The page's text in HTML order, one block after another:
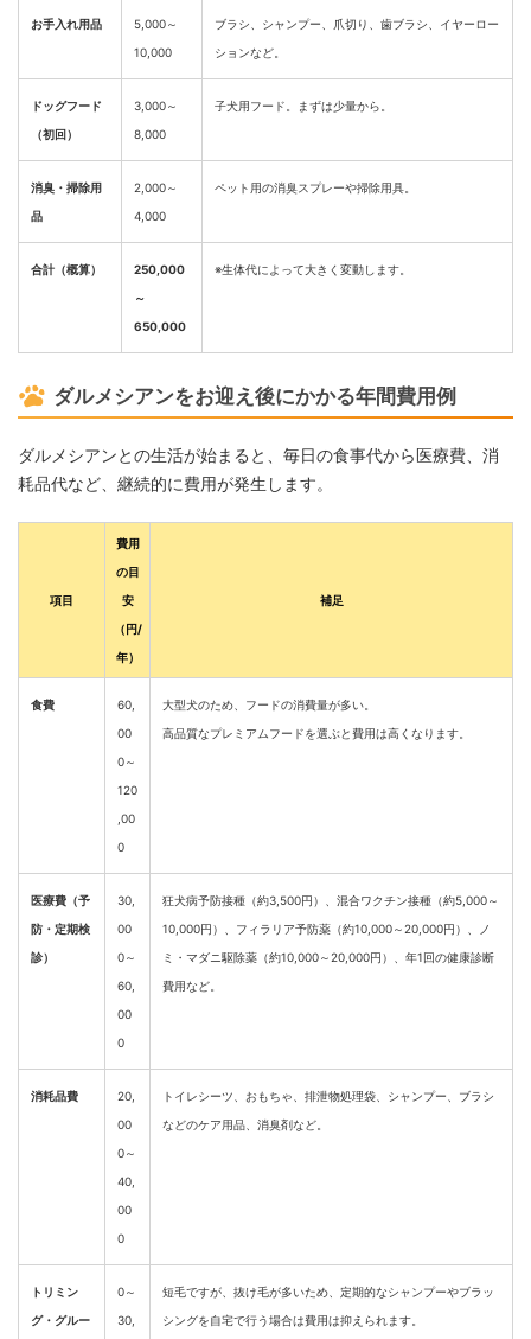
お手入れ用品
5,000～
10,000
ブラシ、シャンプー、爪切り、歯ブラシ、イヤーロー
ションなど。
ドッグフード
（初回）
3,000～
8,000
子犬用フード。まずは少量から。
消臭・掃除用
品
2,000～
4,000
ペット用の消臭スプレーや掃除用具。
合計（概算）
250,000
～
650,000
※生体代によって大きく変動します。
ダルメシアンをお迎え後にかかる年間費用例
ダルメシアンとの生活が始まると、毎日の食事代から医療費、消
耗品代など、継続的に費用が発生します。
項目
費用
の目
安
（円/
年）
補足
食費
60,
00
0～
120
,00
0
大型犬のため、フードの消費量が多い。
高品質なプレミアムフードを選ぶと費用は高くなります。
医療費（予
防・定期検
診）
30,
00
0～
60,
00
0
狂犬病予防接種（約3,500円）、混合ワクチン接種（約5,000～
10,000円）、フィラリア予防薬（約10,000～20,000円）、ノ
ミ・マダニ駆除薬（約10,000～20,000円）、年1回の健康診断
費用など。
消耗品費
20,
00
0～
40,
00
0
トイレシーツ、おもちゃ、排泄物処理袋、シャンプー、ブラシ
などのケア用品、消臭剤など。
トリミン
グ・グルー
0～
30,
短毛ですが、抜け毛が多いため、定期的なシャンプーやブラッ
シングを自宅で行う場合は費用は抑えられます。